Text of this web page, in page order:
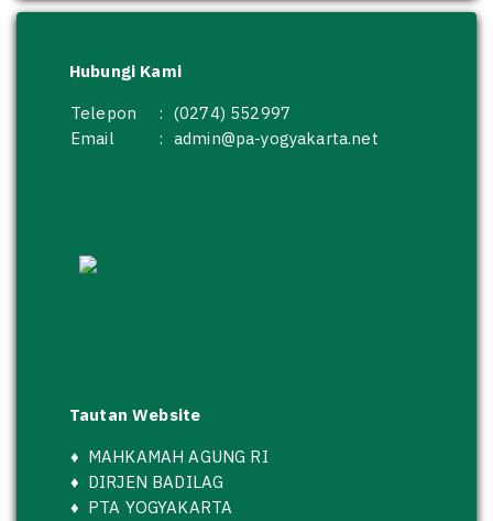
Hubungi Kami
Telepon
: (0274) 552997
Email
: admin@pa-yogyakarta.net
Tautan Website
♦ MAHKAMAH AGUNG RI
♦ DIRJEN BADILAG
♦ PTA YOGYAKARTA